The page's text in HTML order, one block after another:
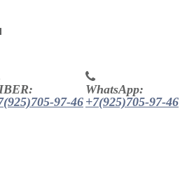
97-46
WhatsApp:
+7(925)705-97-46